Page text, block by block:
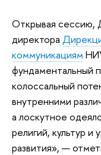
Открывая сессию,
директора
коммуникациям
фундаментальный
колоссальный
внутренними
а лоскутное
религий, культур
развития», —